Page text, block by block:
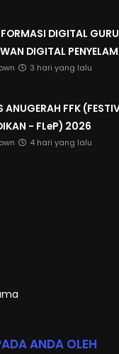
DIGITAL
DIGITAL
3 hari yang lalu
ANUGERAH FFK
- FLeP) 2026
4 hari yang lalu
ANDA OLEH